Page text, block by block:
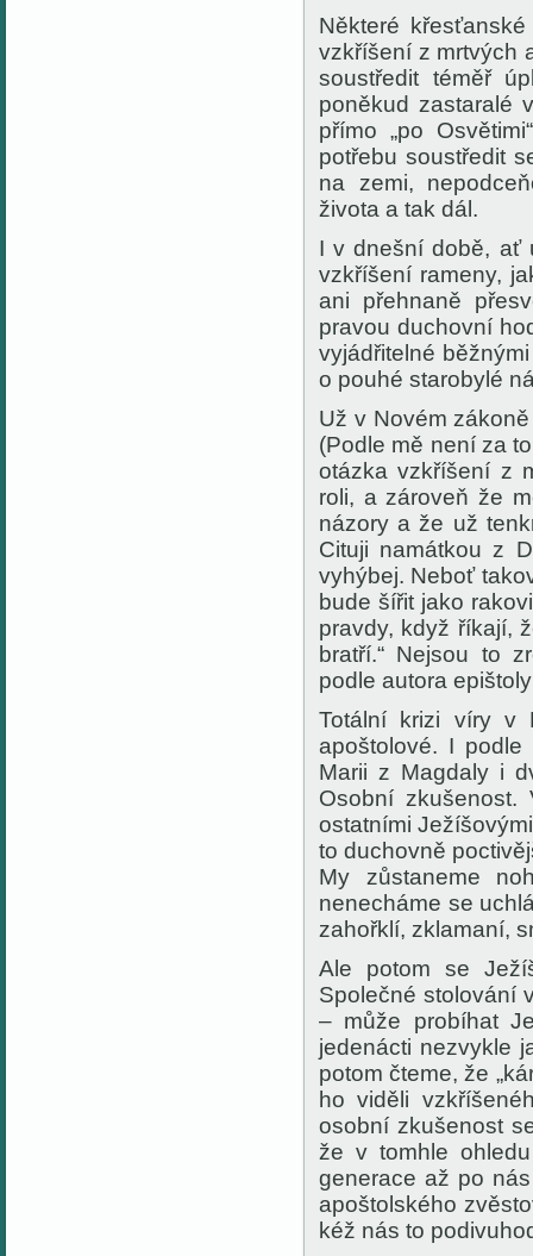
Některé
vzkříšení z mrtvých
soustředit téměř
poněkud zastaralé
přímo „po
potřebu soustředit
na zemi,
života a tak dál.
I v dnešní době, ať
vzkříšení rameny,
ani přehnaně
pravou duchovní
vyjádřitelné
o pouhé starobylé
Už v Novém
(Podle mě není za
otázka vzkříšení z
roli, a zároveň že
názory a že už
Cituji namátkou z
vyhýbej. Neboť
bude šířit jako
pravdy, když říkají,
bratří.“ Nejsou to
podle autora
Totální krizi víry v
apoštolové. I
Marii z Magdaly i
Osobní
ostatními
to duchovně
My zůstaneme
nenecháme se u
zahořklí, zklamaní,
Ale potom se
Společné stolování
– může probíhat
jedenácti nezvykle
potom čteme, že
ho viděli
osobní zkušenost
že v tomhle
generace až po
apoštolského
kéž nás to